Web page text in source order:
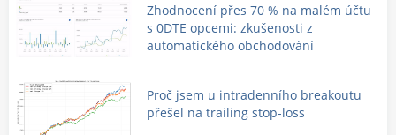
Zhodnocení přes 70 % na malém účtu
s 0DTE opcemi: zkušenosti z
automatického obchodování
Proč jsem u intradenního breakoutu
přešel na trailing stop-loss